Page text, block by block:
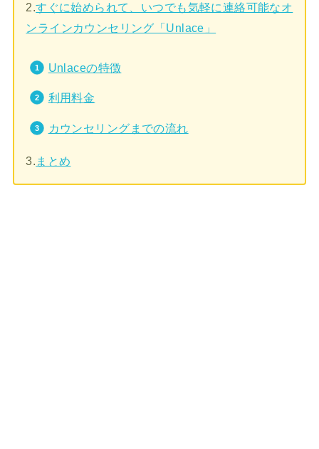
2.すぐに始められて、いつでも気軽に連絡可能なオ
ンラインカウンセリング「Unlace」
Unlaceの特徴
利用料金
カウンセリングまでの流れ
3. まとめ